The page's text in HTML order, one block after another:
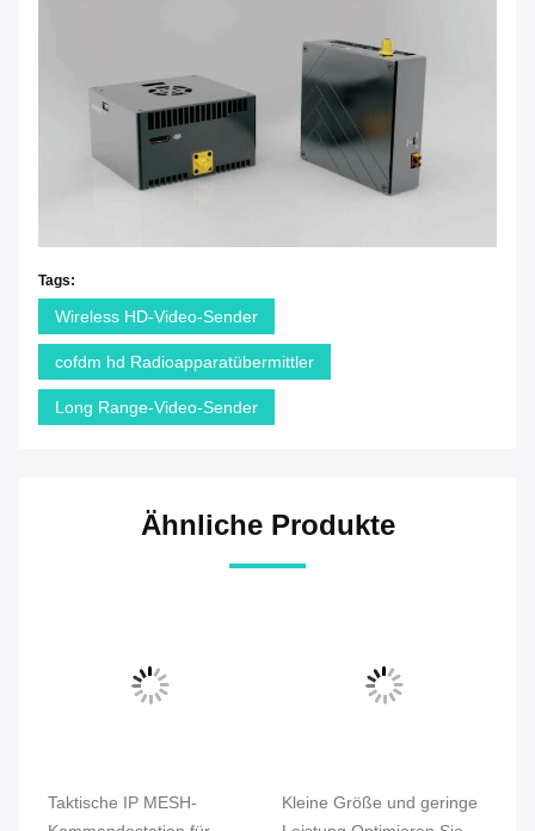
Tags:
Wireless HD-Video-Sender
cofdm hd Radioapparatübermittler
Long Range-Video-Sender
Ähnliche Produkte
Taktische IP MESH-
Kleine Größe und geringe